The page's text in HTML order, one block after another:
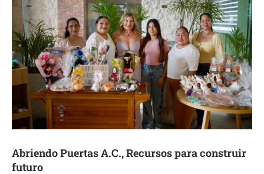
Abriendo Puertas A.C., Recursos para construir
futuro